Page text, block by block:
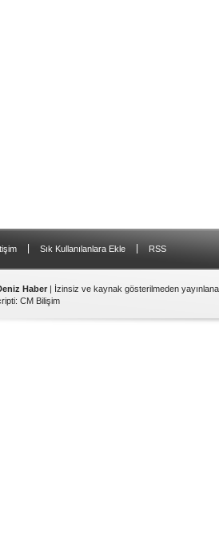
Sık Kullanılanlara Ekle RSS
Haber | İzinsiz ve kaynak gösterilmeden
: CM Bilişim